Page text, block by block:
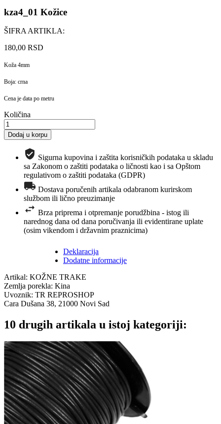
kza4_01 Kožice
ŠIFRA ARTIKLA:
180,00 RSD
Koža 4mm
Boja: crna
Cena je data po metru
Količina
Dodaj u korpu
Sigurna kupovina i zaštita korisničkih podataka u skladu
sa Zakonom o zaštiti podataka o ličnosti kao i sa Opštom
regulativom o zaštiti podataka (GDPR)
Dostava poručenih artikala odabranom kurirskom
službom ili lično preuzimanje
Brza priprema i otpremanje porudžbina - istog ili
narednog dana od dana poručivanja ili evidentirane uplate
(osim vikendom i državnim praznicima)
Deklaracija
Dodatne informacije
Artikal: KOŽNE TRAKE
Zemlja porekla: Kina
Uvoznik: TR REPROSHOP
Cara Dušana 38, 21000 Novi Sad
10 drugih artikala u istoj kategoriji: